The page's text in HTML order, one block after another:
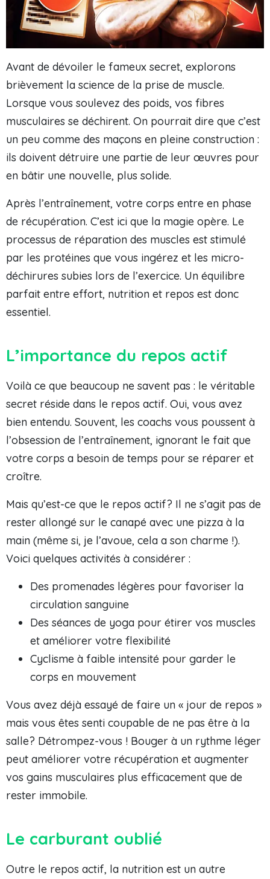
Avant de dévoiler le fameux secret, explorons
brièvement la science de la prise de muscle.
Lorsque vous soulevez des poids, vos fibres
musculaires se déchirent. On pourrait dire que c’est
un peu comme des maçons en pleine construction :
ils doivent détruire une partie de leur œuvres pour
en bâtir une nouvelle, plus solide.
Après l’entraînement, votre corps entre en phase
de récupération. C’est ici que la magie opère. Le
processus de réparation des muscles est stimulé
par les protéines que vous ingérez et les micro-
déchirures subies lors de l’exercice. Un équilibre
parfait entre effort, nutrition et repos est donc
essentiel.
L’importance du repos actif
Voilà ce que beaucoup ne savent pas : le véritable
secret réside dans le repos actif. Oui, vous avez
bien entendu. Souvent, les coachs vous poussent à
l’obsession de l’entraînement, ignorant le fait que
votre corps a besoin de temps pour se réparer et
croître.
Mais qu’est-ce que le repos actif? Il ne s’agit pas de
rester allongé sur le canapé avec une pizza à la
main (même si, je l’avoue, cela a son charme !).
Voici quelques activités à considérer :
Des promenades légères pour favoriser la
circulation sanguine
Des séances de yoga pour étirer vos muscles
et améliorer votre flexibilité
Cyclisme à faible intensité pour garder le
corps en mouvement
Vous avez déjà essayé de faire un « jour de repos »
mais vous êtes senti coupable de ne pas être à la
salle? Détrompez-vous ! Bouger à un rythme léger
peut améliorer votre récupération et augmenter
vos gains musculaires plus efficacement que de
rester immobile.
Le carburant oublié
Outre le repos actif, la nutrition est un autre